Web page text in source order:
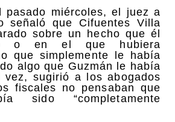
pasado miércoles, el juez a
señaló que Cifuentes Villa
sobre un hecho que él
o en el que hubiera
que simplemente le había
algo que Guzmán le había
sugirió a los abogados
fiscales no pensaban que
sido “completamente